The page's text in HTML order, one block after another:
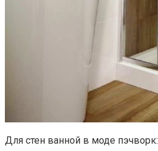
Для стен ванной в моде пэчворк: